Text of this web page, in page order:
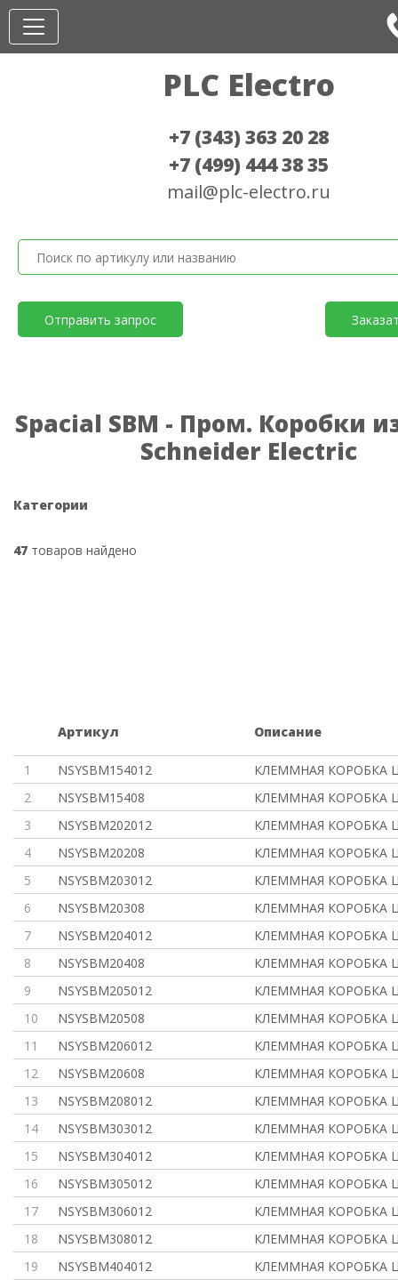
PLC Electro
+7 (343) 363 20 28
+7 (499) 444 38 35
mail@plc-electro.ru
Отправить запрос
Spacial SBM - Пром. Коробки
Schneider Electric
Категории
47 товаров найдено
Артикул Описание
1 NSYSBM154012
КЛЕММНАЯ КОРОБКА
2
NSYSBM15408
КЛЕММНАЯ КОРОБКА
3
NSYSBM202012
КЛЕММНАЯ КОРОБКА
4
NSYSBM20208
КЛЕММНАЯ КОРОБКА
5
NSYSBM203012
КЛЕММНАЯ КОРОБКА
6
NSYSBM20308
КЛЕММНАЯ КОРОБКА
7
NSYSBM204012
КЛЕММНАЯ КОРОБКА
8
NSYSBM20408
КЛЕММНАЯ КОРОБКА
9
NSYSBM205012
КЛЕММНАЯ КОРОБКА
10
NSYSBM20508
КЛЕММНАЯ КОРОБКА
11
NSYSBM206012
КЛЕММНАЯ КОРОБКА
12
NSYSBM20608
КЛЕММНАЯ КОРОБКА
13
NSYSBM208012
КЛЕММНАЯ КОРОБКА
14
NSYSBM303012
КЛЕММНАЯ КОРОБКА
15
NSYSBM304012
КЛЕММНАЯ КОРОБКА
16
NSYSBM305012
КЛЕММНАЯ КОРОБКА
17
NSYSBM306012
КЛЕММНАЯ КОРОБКА
18
NSYSBM308012
КЛЕММНАЯ КОРОБКА
19
NSYSBM404012
КЛЕММНАЯ КОРОБКА